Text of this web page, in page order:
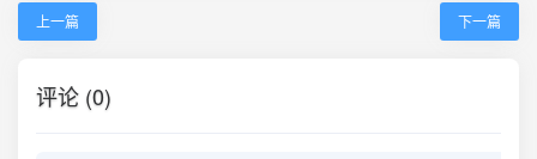
上一篇 下一篇
评论 (0)